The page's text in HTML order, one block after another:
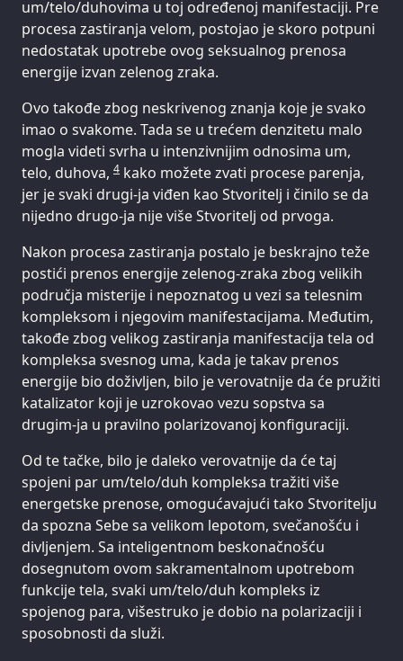
um/telo/duhovima u toj određenoj manifestaciji. Pre
procesa zastiranja velom, postojao je skoro potpuni
nedostatak upotrebe ovog seksualnog prenosa
energije izvan zelenog zraka.
Ovo takođe zbog neskrivenog znanja koje je svako
imao o svakome. Tada se u trećem denzitetu malo
mogla videti svrha u intenzivnijim odnosima um,
telo, duhova, 4 kako možete zvati procese parenja,
jer je svaki drugi-ja viđen kao Stvoritelj i činilo se da
nijedno drugo-ja nije više Stvoritelj od prvoga.
Nakon procesa zastiranja postalo je beskrajno teže
postići prenos energije zelenog-zraka zbog velikih
područja misterije i nepoznatog u vezi sa telesnim
kompleksom i njegovim manifestacijama. Međutim,
takođe zbog velikog zastiranja manifestacija tela od
kompleksa svesnog uma, kada je takav prenos
energije bio doživljen, bilo je verovatnije da će pružiti
katalizator koji je uzrokovao vezu sopstva sa
drugim-ja u pravilno polarizovanoj konfiguraciji.
Od te tačke, bilo je daleko verovatnije da će taj
spojeni par um/telo/duh kompleksa tražiti više
energetske prenose, omogućavajući tako Stvoritelju
da spozna Sebe sa velikom lepotom, svečanošću i
divljenjem. Sa inteligentnom beskonačnošću
dosegnutom ovom sakramentalnom upotrebom
funkcije tela, svaki um/telo/duh kompleks iz
spojenog para, višestruko je dobio na polarizaciji i
sposobnosti da služi.